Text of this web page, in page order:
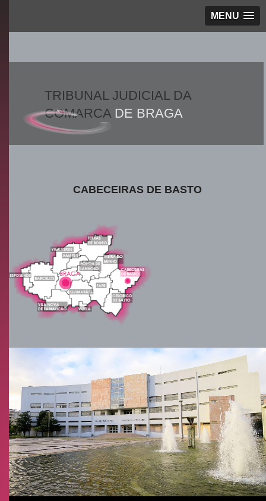
MENU
TRIBUNAL JUDICIAL DA
COMARCADE BRAGA
CABECEIRAS DE BASTO